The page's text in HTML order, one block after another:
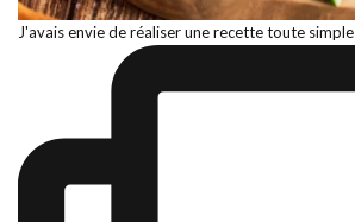
J'avais envie de réaliser une recette toute simple